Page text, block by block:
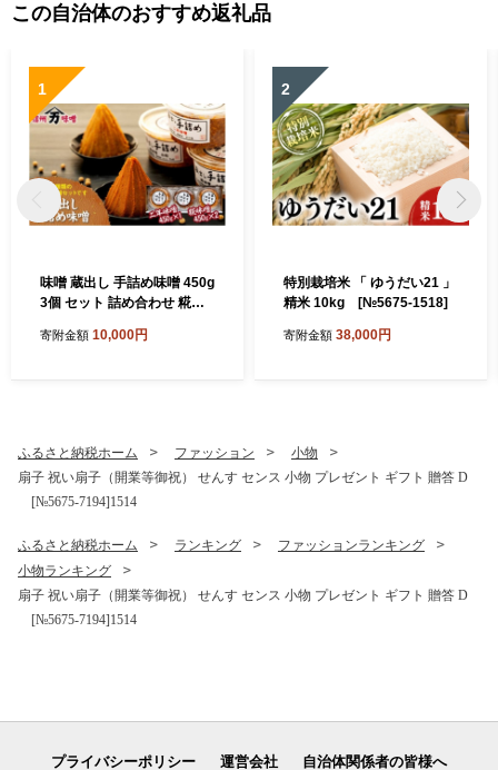
この自治体のおすすめ返礼品
1
味噌 蔵出し 手詰め味噌 450g
3個 セット 詰め合わせ 糀味
噌 山万 調味料 信州 長野 長
寄附金額 10,000円
2
特別栽培米 「 ゆうだい21 」
精米 10kg [№5675-1518]
寄附金額 38,000円
ふるさと納税ホーム ファッション
小物
扇子 祝い扇子（開業等御祝） せんす センス 小物 プレゼント ギフト 贈答 D
[№5675-7194]1514
ふるさと納税ホーム ランキング
ファッションランキング
小物ランキング
扇子 祝い扇子（開業等御祝） せんす センス 小物 プレゼント ギフト 贈答 D
[№5675-7194]1514
プライバシーポリシー 運営会社 自治体関係者の皆様へ